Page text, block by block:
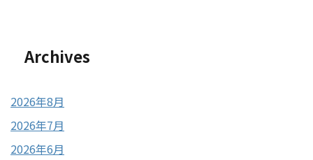
Archives
2026年8月
2026年7月
2026年6月